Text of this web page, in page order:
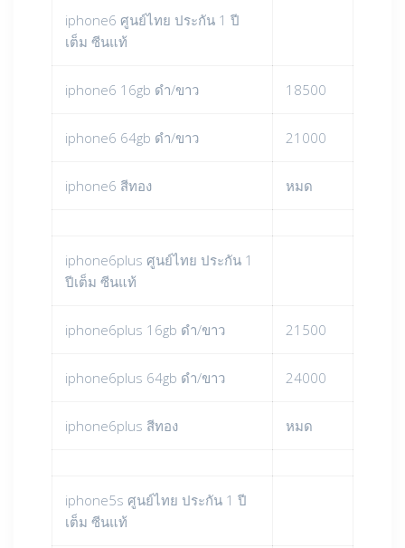
iphone6 ศูนย์ไทย ประกัน 1 ปี
เต็ม ซีนแท้
iphone6 16gb ดำ/ขาว 18500
iphone6 64gb ดำ/ขาว 21000
iphone6 สีทอง หมด
iphone6plus ศูนย์ไทย ประกัน 1
ปีเต็ม ซีนแท้
iphone6plus 16gb ดำ/ขาว 21500
iphone6plus 64gb ดำ/ขาว 24000
iphone6plus สีทอง หมด
iphone5s ศูนย์ไทย ประกัน 1 ปี
เต็ม ซีนแท้